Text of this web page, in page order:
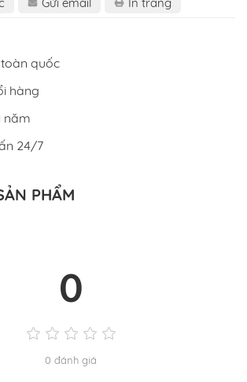
quốc
hàng
năm
24/7
PHẨM
0
0 đánh giá